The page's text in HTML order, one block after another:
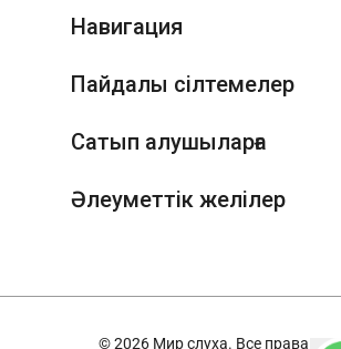
Навигация
Пайдалы сілтемелер
Сатып алушыларға
Әлеуметтік желілер
© 2026 Мир слуха. Все права